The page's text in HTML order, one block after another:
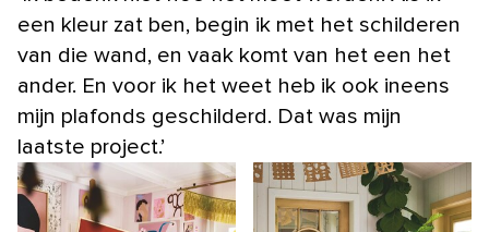
een kleur zat ben, begin ik met het schilderen
van die wand, en vaak komt van het een het
ander. En voor ik het weet heb ik ook ineens
mijn plafonds geschilderd. Dat was mijn
laatste project.’